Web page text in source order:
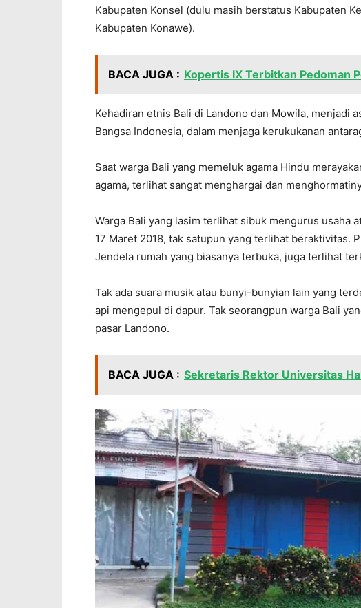
Kabupaten Konsel (dulu masih berstatus Kabupaten
Kabupaten Konawe).
BACA JUGA : Kopertis IX Terbitkan Pedoman
Kehadiran etnis Bali di Landono dan Mowila, menjadi
Bangsa Indonesia, dalam menjaga kerukukanan
Saat warga Bali yang memeluk agama Hindu
agama, terlihat sangat menghargai dan
Warga Bali yang lasim terlihat sibuk mengurus usaha
17 Maret 2018, tak satupun yang terlihat beraktivitas.
Jendela rumah yang biasanya terbuka, juga terlihat
Tak ada suara musik atau bunyi-bunyian lain yang
api mengepul di dapur. Tak seorangpun warga Bali
pasar Landono.
BACA JUGA : Sekretaris Rektor Universitas